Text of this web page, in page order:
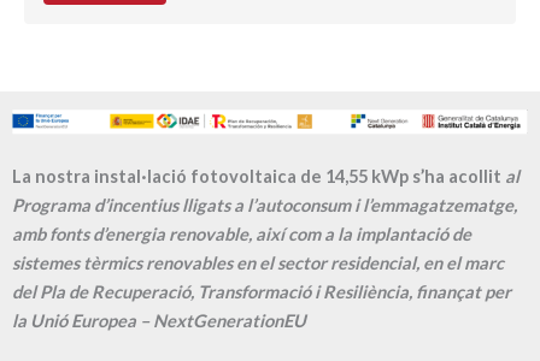
La nostra instal·lació fotovoltaica de 14,55 kWp s’ha acollit al
Programa d’incentius lligats a l’autoconsum i l’emmagatzematge,
amb fonts d’energia renovable, així com a la implantació de
sistemes tèrmics renovables en el sector residencial, en el marc
del Pla de Recuperació, Transformació i Resiliència, finançat per
la Unió Europea – NextGenerationEU